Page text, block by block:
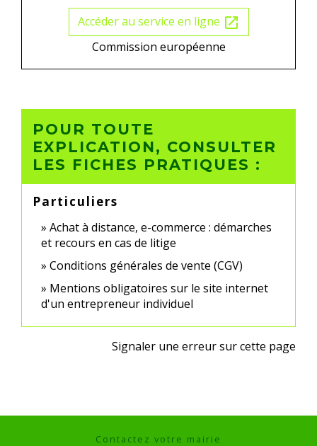
Accéder au service en ligne open_in_new
Commission européenne
POUR TOUTE
EXPLICATION, CONSULTER
LES FICHES PRATIQUES :
Particuliers
Achat à distance, e-commerce : démarches
et recours en cas de litige
Conditions générales de vente (CGV)
Mentions obligatoires sur le site internet
d'un entrepreneur individuel
Signaler une erreur sur cette page
Contactez votre mairie